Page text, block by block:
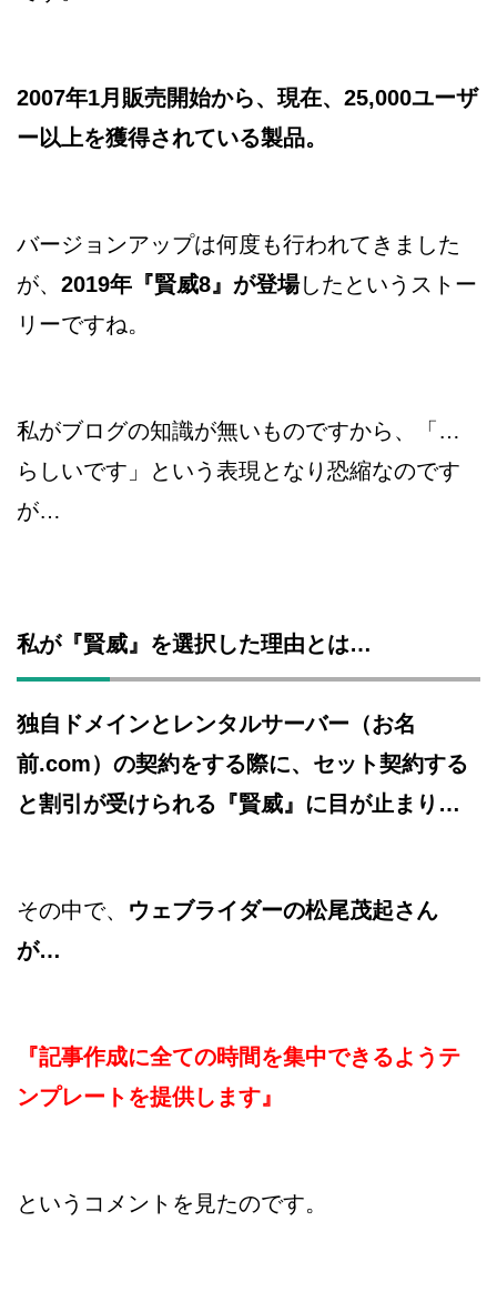
2007年1月販売開始から、現在、25,000ユーザ
ー以上を獲得されている製品。
バージョンアップは何度も行われてきました
が、 2019年『賢威8』が登場したというストー
リーですね。
私がブログの知識が無いものですから、「…
らしいです」という表現となり恐縮なのです
が…
私が『賢威』を選択した理由とは…
独自ドメインとレンタルサーバー（お名
前.com）の契約をする際に、セット契約する
と割引が受けられる『賢威』に目が止まり…
その中で、 ウェブライダーの松尾茂起さん
が…
『記事作成に全ての時間を集中できるようテ
ンプレートを提供します』
というコメントを見たのです。